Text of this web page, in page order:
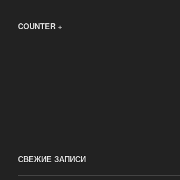
COUNTER +
СВЕЖИЕ ЗАПИСИ